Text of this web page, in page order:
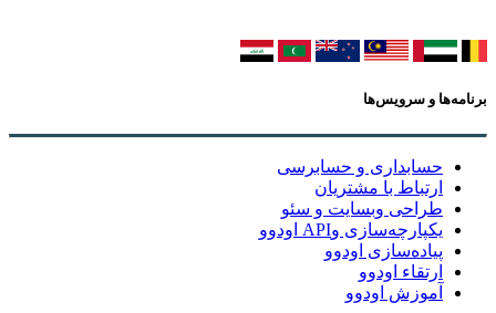
برنامه‌ها و سرویس‌ها
حسابداری و حسابرسی
ارتباط با مشتریان
طراحی وبسایت و سئو
یکپارچه‌سازی وAPI اودوو
پیاده‌سازی اودوو
ارتقاء اودوو
آموزش اودوو